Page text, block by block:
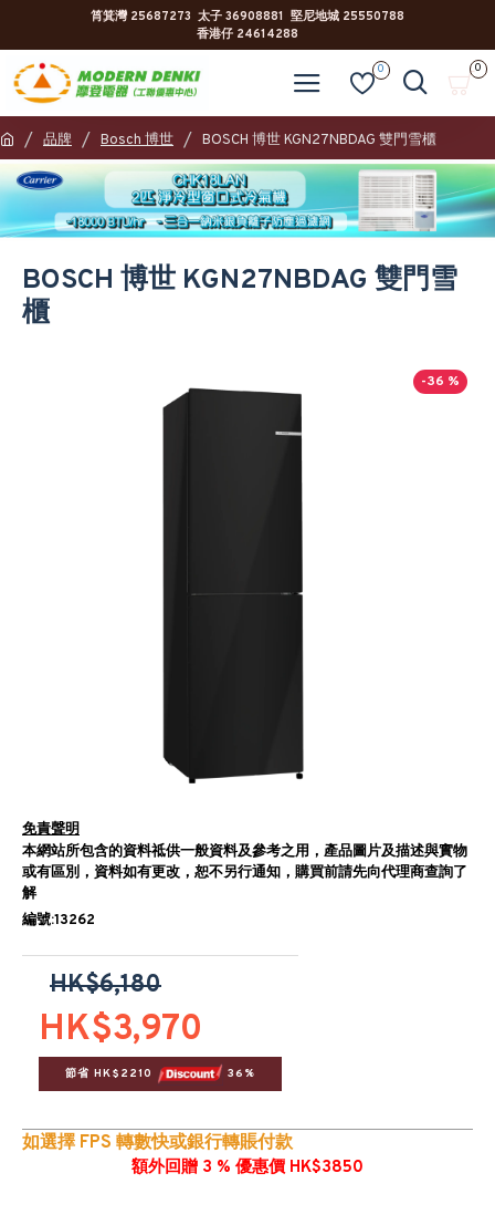
筲箕灣 25687273 太子 36908881 堅尼地城 25550788
香港仔 24614288
0 0
品牌 Bosch 博世 BOSCH 博世 KGN27NBDAG 雙門雪櫃
BOSCH 博世 KGN27NBDAG 雙門雪
櫃
-36 %
免責聲明
本網站所包含的資料祗供一般資料及參考之用，產品圖片及描述與實物
或有區別，資料如有更改，恕不另行通知，購買前請先向代理商查詢了
解
編號:13262
HK$3,970
HK$6,180
節省 HK$2210 36%
如選擇 FPS 轉數快或銀行轉賬付款
額外回贈 3 % 優惠價 HK$3850